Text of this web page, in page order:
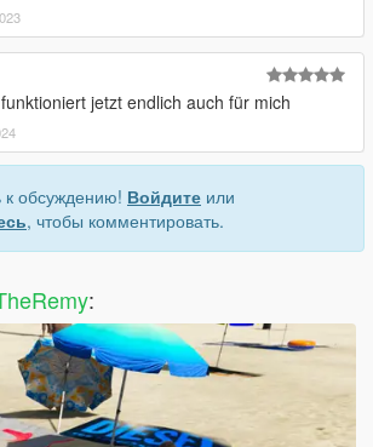
jetzt endlich auch für mich
к обсуждению! Войдите или
, чтобы комментировать.
: